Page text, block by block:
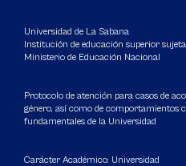
Universidad de La Sabana
Institución de educación superior
Ministerio de Educación Nacional
Protocolo de atención para casos de
género, así como de comportamientos
fundamentales de la Universidad
Carácter Académico: Universidad